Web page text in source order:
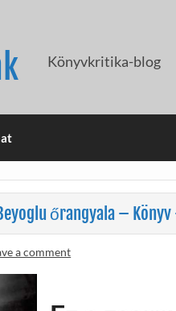
Könyvkritika-blog
őrangyala –
a comment